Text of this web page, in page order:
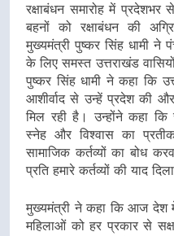
रक्षाबंधन समारोह में
बहनों को रक्षाबंधन की
मुख्यमंत्री पुष्कर सिंह धामी ने
के लिए समस्त उत्तराखंड
पुष्कर सिंह धामी ने कहा कि
आशीर्वाद से उन्हें प्रदेश की
मिल रही है। उन्होंने कहा कि
स्नेह और विश्वास का
सामाजिक कर्तव्यों का बोध
प्रति हमारे कर्तव्यों की याद
मुख्यमंत्री ने कहा कि आज देश में
महिलाओं को हर प्रकार से